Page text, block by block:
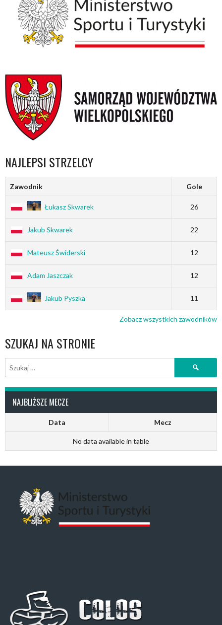
NAJLEPSI STRZELCY
Zawodnik Gole
Łukasz Skwarek 26
Jakub Skwarek 22
Mateusz Świderski 12
Adam Jaszczak 12
Jakub Pyszka 11
Zobacz wszystkich zawodników
SZUKAJ NA STRONIE
Szukaj:
NAJBLIŻSZE MECZE
Data Mecz
No data available in table